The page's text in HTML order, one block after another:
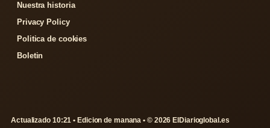
Nuestra historia
Privacy Policy
Politica de cookies
Boletin
Actualizado 10:21 • Edicion de manana • © 2026 ElDiarioglobal.es